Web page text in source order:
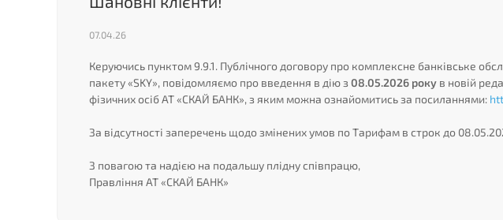
07.04.26
Керуючись пунктом 9.9.1. Публічного договору про комплексне банківське
пакету «SKY», повідомляємо про введення в дію з08.05.2026 року в новій
фізичних осіб АТ «СКАЙ БАНК», з яким можна ознайомитись за посиланнями:
За відсутності заперечень щодо змінених умов по Тарифам в строк до
З повагою та надією на подальшу плідну співпрацю,
Правління АТ «СКАЙ БАНК»